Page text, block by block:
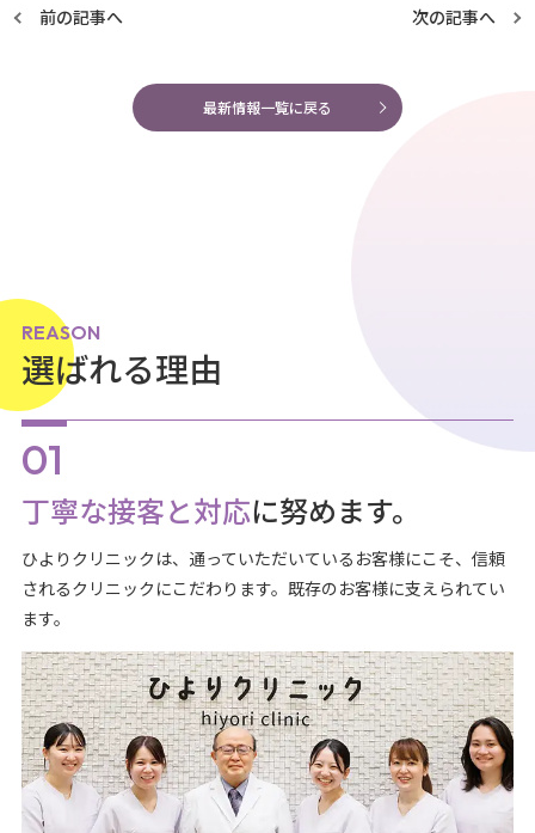
前の記事へ 次の記事へ
最新情報一覧に戻る
REASON
選ばれる理由
丁寧な接客と対応に努めます。
ひよりクリニックは、通っていただいているお客様にこそ、信頼
されるクリニックにこだわります。既存のお客様に支えられてい
ます。